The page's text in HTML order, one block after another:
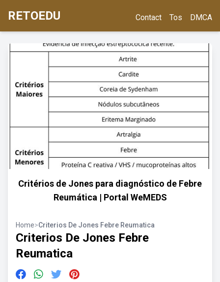
RETOEDU Contact Tos DMCA
Critérios de Jones para diagnóstico de Febre
Reumática | Portal WeMEDS
Home>Criterios De Jones Febre Reumatica
Criterios De Jones Febre
Reumatica